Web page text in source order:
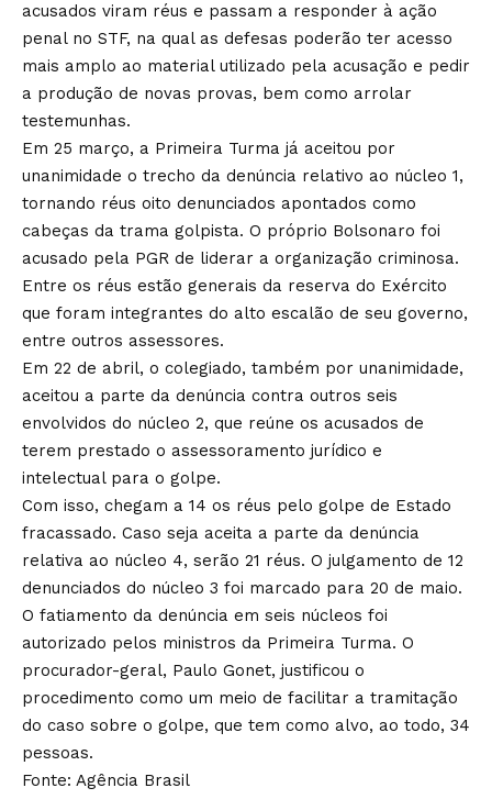
acusados viram réus e passam a responder à ação
penal no STF, na qual as defesas poderão ter acesso
mais amplo ao material utilizado pela acusação e pedir
a produção de novas provas, bem como arrolar
testemunhas.
Em 25 março, a Primeira Turma já aceitou por
unanimidade o trecho da denúncia relativo ao núcleo 1,
tornando réus oito denunciados apontados como
cabeças da trama golpista. O próprio Bolsonaro foi
acusado pela PGR de liderar a organização criminosa.
Entre os réus estão generais da reserva do Exército
que foram integrantes do alto escalão de seu governo,
entre outros assessores.
Em 22 de abril, o colegiado, também por unanimidade,
aceitou a parte da denúncia contra outros seis
envolvidos do núcleo 2, que reúne os acusados de
terem prestado o assessoramento jurídico e
intelectual para o golpe.
Com isso, chegam a 14 os réus pelo golpe de Estado
fracassado. Caso seja aceita a parte da denúncia
relativa ao núcleo 4, serão 21 réus. O julgamento de 12
denunciados do núcleo 3 foi marcado para 20 de maio.
O fatiamento da denúncia em seis núcleos foi
autorizado pelos ministros da Primeira Turma. O
procurador-geral, Paulo Gonet, justificou o
procedimento como um meio de facilitar a tramitação
do caso sobre o golpe, que tem como alvo, ao todo, 34
pessoas.
Fonte: Agência Brasil